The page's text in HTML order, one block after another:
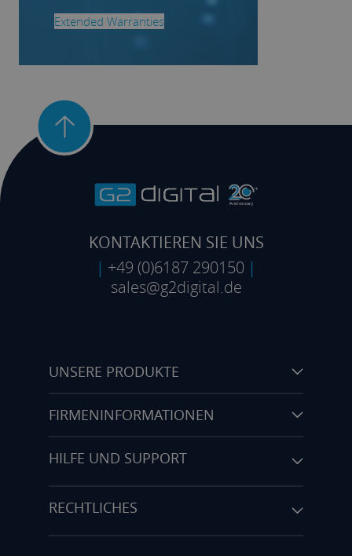
Extended Warranties
KONTAKTIEREN SIE UNS
| +49 (0)6187 290150 |
sales@g2digital.de
UNSERE PRODUKTE
FIRMENINFORMATIONEN
HILFE UND SUPPORT
RECHTLICHES